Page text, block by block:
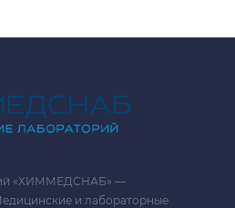
«ХИММЕДСНАБ» —
и лабораторные